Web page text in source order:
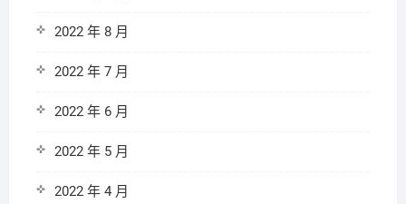
2022 年 8 月
2022 年 7 月
2022 年 6 月
2022 年 5 月
2022 年 4 月